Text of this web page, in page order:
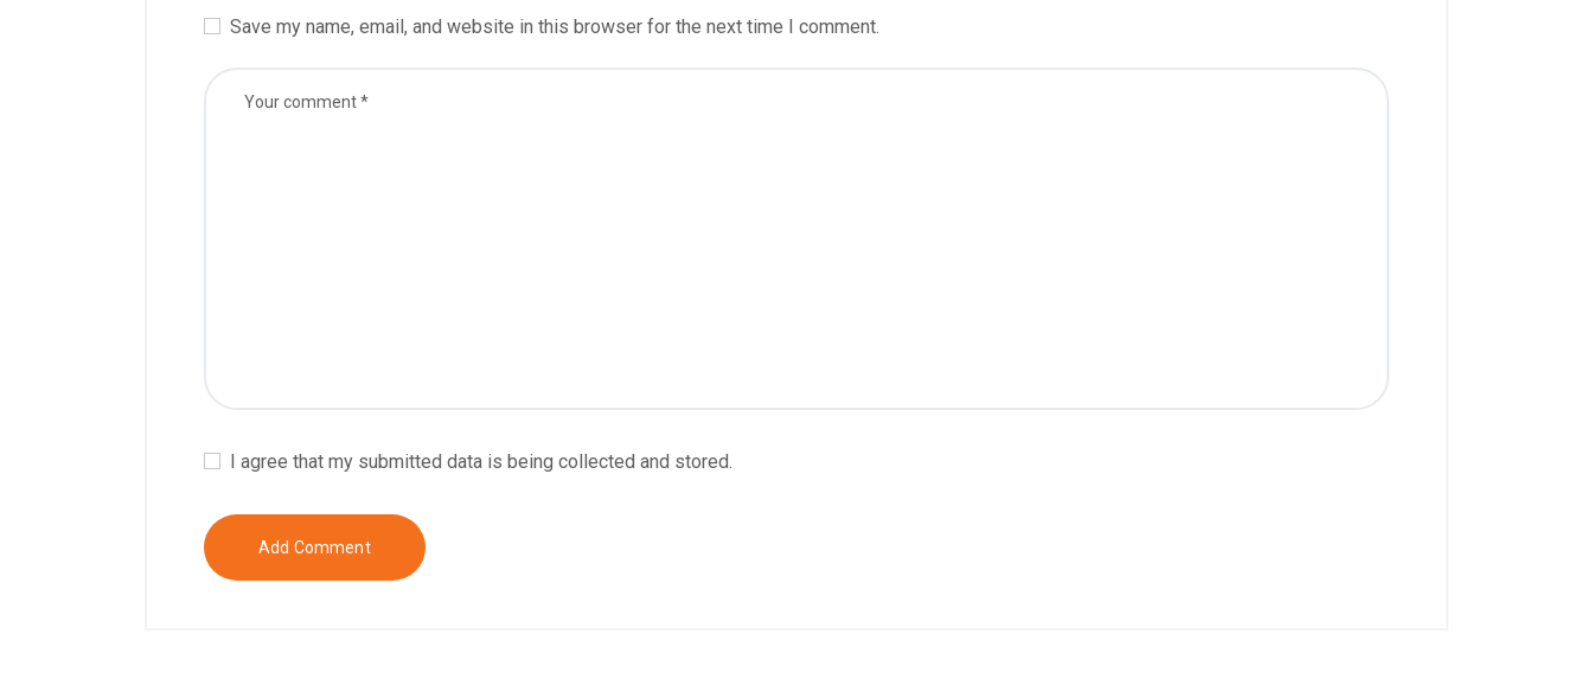
Save my name, email, and website in this browser for the next time I comment.
I agree that my submitted data is being collected and stored.